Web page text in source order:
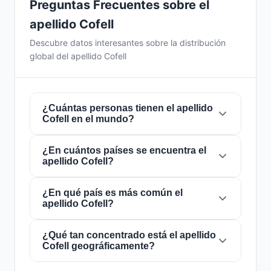
Preguntas Frecuentes sobre el
apellido Cofell
Descubre datos interesantes sobre la distribución
global del apellido Cofell
¿Cuántas personas tienen el apellido
Cofell en el mundo?
Actualmente hay aproximadamente290
personascon el apellido
mundo. Esto significa que aproximadamente 1
de cada27,586,207 personasen el mundo
lleva este apellido. Se encuentra presente en
países, lo que refleja su distribución global.
¿En cuántos países se encuentra el
apellido Cofell?
El apellidoCofellestá presente en
todo el mundo. Esto lo clasifica como un
apellido de alcancelocal. Su presencia en
múltiples países indica patrones históricos de
migración y dispersión familiar a lo largo de los
siglos.
¿En qué país es más común el
apellido Cofell?
El apellido Cofelles más común enEstados
Unidos, donde lo portan aproximadamente
159 personas. Esto representa el54.8%del
¿Qué tan concentrado está el apellido
Cofell geográficamente?